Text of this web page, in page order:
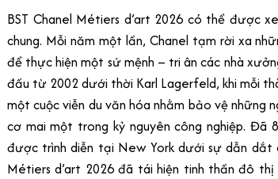
BST Chanel Métiers d’art 2026 có thể được
chung. Mỗi năm một lần, Chanel tạm rời xa
để thực hiện một sứ mệnh – tri ân các nhà
đầu từ 2002 dưới thời Karl Lagerfeld, khi mỗi
một cuộc viễn du văn hóa nhằm bảo vệ những
cơ mai một trong kỷ nguyên công nghiệp. Đã
được trình diễn tại New York dưới sự dẫn dắt
Métiers d’art 2026 đã tái hiện tinh thần đô